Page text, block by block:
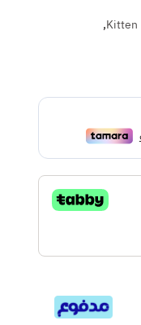
Kitten
,